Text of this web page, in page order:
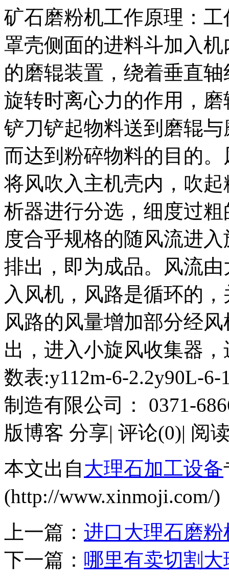
矿石磨粉机工作原理：
罩壳侧面的进料斗加入
的磨辊装置，绕着垂直
旋转时离心力的作用，
铲刀铲起物料送到磨辊
而达到粉碎物料的目的
将风吹入主机壳内，吹
析器进行分选，细度过
度合乎规格的随风流进
排出，即为成品。风流
入风机，风路是循环的
风路的风量增加部分经
出，进入小旋风收集器
数表:y112m-6-2.2y90L-
制造有限公司： 0371-
版博客 分享| 评论(0)| 阅
本文出自大理石加工设备
(http://www.xinmoji.com/
上一篇： 进口大理石磨粉
下一篇： 哪里有卖切割